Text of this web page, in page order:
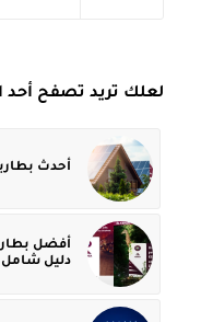
لعلك تريد تصفح أحد
أحدث
دليل شامل